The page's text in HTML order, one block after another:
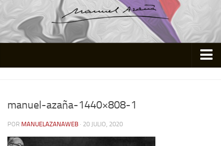
Actividades
manuel-azaña-1440×808-1
POR MANUELAZANAWEB · 20 JULIO, 2020